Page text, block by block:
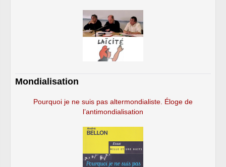
Mondialisation
Pourquoi je ne suis pas altermondialiste. Éloge de
l’antimondialisation